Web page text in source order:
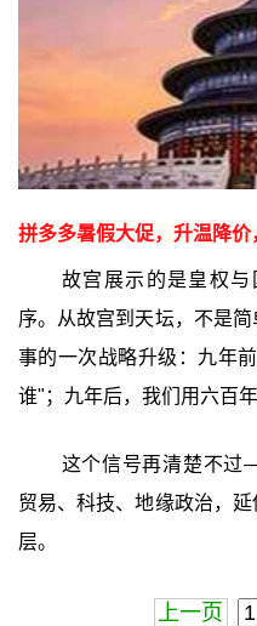
拼多多暑假大促，升温降
故宫展示的是皇权
序。从故宫到天坛，不是
事的一次战略升级：九年
谁"；九年后，我们用六百
这个信号再清楚不过
贸易、科技、地缘政治，
层。
上一页